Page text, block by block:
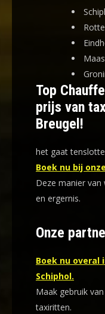
Top
prijs van
Breugel!
het gaat
Boek nu bij
Deze manier van
en ergernis.
Onze
Boek nu overal
Schiphol.
Maak gebruik
taxiritten.